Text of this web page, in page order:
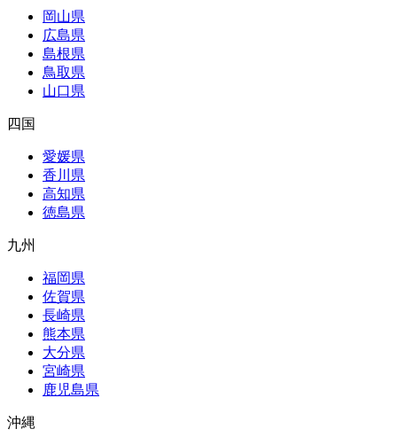
岡山県
広島県
島根県
鳥取県
山口県
四国
愛媛県
香川県
高知県
徳島県
九州
福岡県
佐賀県
長崎県
熊本県
大分県
宮崎県
鹿児島県
沖縄